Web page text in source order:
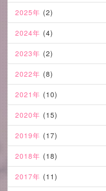
2025年 (2)
2024年 (4)
2023年 (2)
2022年 (8)
2021年 (10)
2020年 (15)
2019年 (17)
2018年 (18)
2017年 (11)